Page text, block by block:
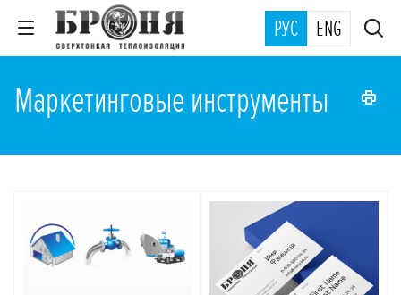
РУС ENG
Маркетинговые инструменты